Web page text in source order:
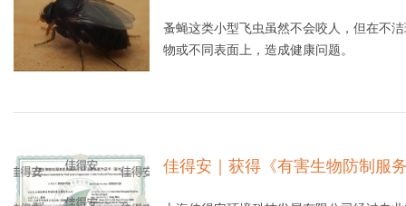
蚤蝇这类小型飞虫虽然不会咬人，但在不
物或不同表面上，造成健康问题。
佳得安｜获得《有害生物防制服